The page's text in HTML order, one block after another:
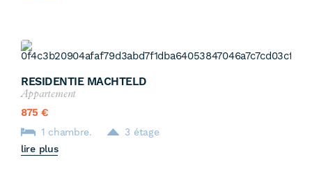
RESIDENTIE MACHTELD
Appartement
875 €
1 chambre.
3 étage
lire plus